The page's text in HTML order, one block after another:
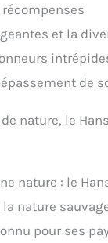
et la
de
nature, le
nature : le
nature
pour ses